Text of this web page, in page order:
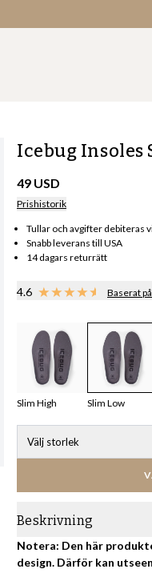
Icebug Insoles
49 USD
Prishistorik
Tullar och avgifter debiteras
Snabb leverans till USA
14 dagars returrätt
4.6 Baserat
Slim High Slim Low
Välj storlek
Beskrivning
Notera: Den här
design. Därför kan